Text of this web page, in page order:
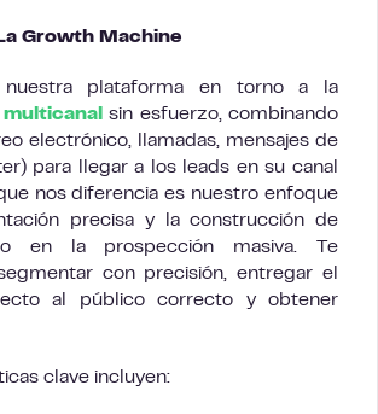
Growth Machine
nuestra plataforma en torno a la
sin esfuerzo, combinando
electrónico, llamadas, mensajes de
para llegar a los leads en su canal
nos diferencia es nuestro enfoque
precisa y la construcción de
en la prospección masiva. Te
con precisión, entregar el
al público correcto y obtener
clave incluyen: